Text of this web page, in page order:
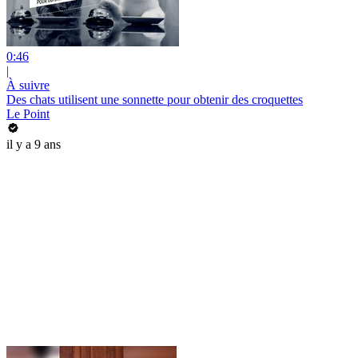
0:46
|
À suivre
Des chats utilisent une sonnette pour obtenir des croquettes
Le Point
il y a 9 ans